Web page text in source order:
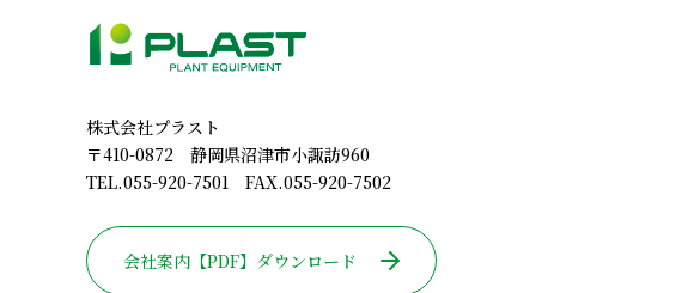
株式会社プラスト
〒410-0872 静岡県沼津市小諏訪960
TEL.055-920-7501 FAX.055-920-7502
会社案内【PDF】ダウンロード